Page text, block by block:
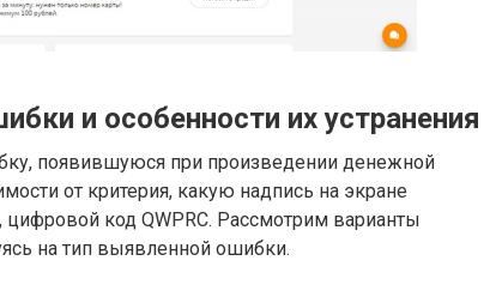
и особенности их устранения
появившуюся при произведении денежной
от критерия, какую надпись на экране
цифровой код QWPRC. Рассмотрим варианты
на тип выявленной ошибки.